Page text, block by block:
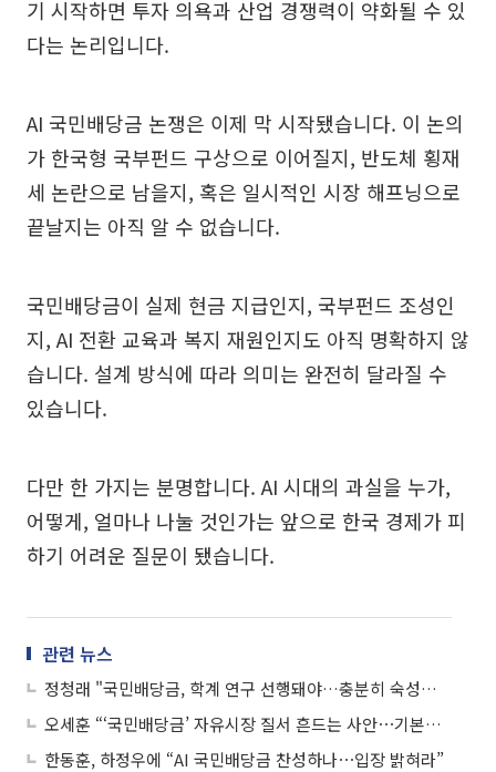
기 시작하면 투자 의욕과 산업 경쟁력이 약화될 수 있
다는 논리입니다.
AI 국민배당금 논쟁은 이제 막 시작됐습니다. 이 논의
가 한국형 국부펀드 구상으로 이어질지, 반도체 횡재
세 논란으로 남을지, 혹은 일시적인 시장 해프닝으로
끝날지는 아직 알 수 없습니다.
국민배당금이 실제 현금 지급인지, 국부펀드 조성인
지, AI 전환 교육과 복지 재원인지도 아직 명확하지 않
습니다. 설계 방식에 따라 의미는 완전히 달라질 수
있습니다.
다만 한 가지는 분명합니다. AI 시대의 과실을 누가,
어떻게, 얼마나 나눌 것인가는 앞으로 한국 경제가 피
하기 어려운 질문이 됐습니다.
관련 뉴스
정청래 "국민배당금, 학계 연구 선행돼야…충분히 숙성된 뒤 논의"
오세훈 “‘국민배당금’ 자유시장 질서 흔드는 사안⋯기본소득과 다르지 않아”
한동훈, 하정우에 “AI 국민배당금 찬성하나⋯입장 밝혀라”